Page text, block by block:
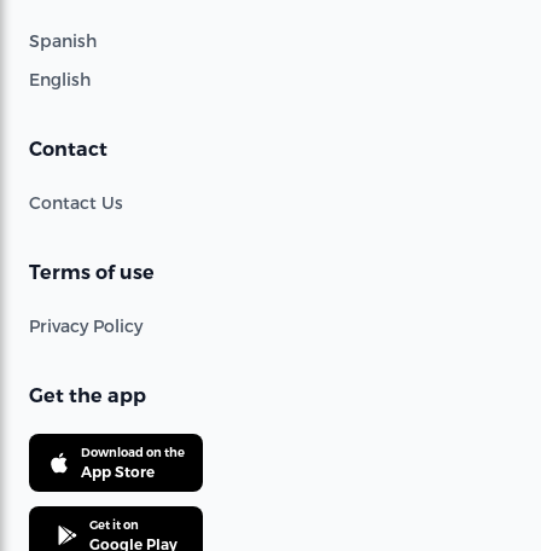
Spanish
English
Contact
Contact Us
Terms of use
Privacy Policy
Get the app
Download on the
App Store
Get it on
Google Play